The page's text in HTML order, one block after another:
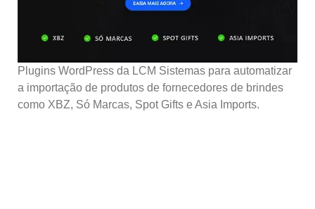
Plugins WordPress da LCM Sistemas para automatizar
a importação de produtos de fornecedores de brindes
como XBZ, Só Marcas, Spot Gifts e Asia Imports.